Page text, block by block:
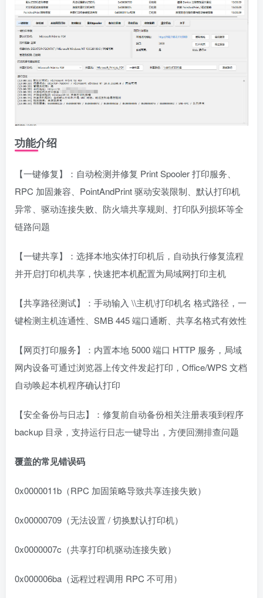
功能介绍
【一键修复】：自动检测并修复 Print Spooler 打印服务、
RPC 加固兼容、PointAndPrint 驱动安装限制、默认打印机
异常、驱动连接失败、防火墙共享规则、打印队列损坏等全
链路问题
【一键共享】：选择本地实体打印机后，自动执行修复流程
并开启打印机共享，快速把本机配置为局域网打印主机
【共享路径测试】：手动输入 \\主机\打印机名 格式路径，一
键检测主机连通性、SMB 445 端口通断、共享名格式有效性
【网页打印服务】：内置本地 5000 端口 HTTP 服务，局域
网内设备可通过浏览器上传文件发起打印，Office/WPS 文档
自动唤起本机程序确认打印
【安全备份与日志】：修复前自动备份相关注册表项到程序
backup 目录，支持运行日志一键导出，方便回溯排查问题
覆盖的常见错误码
0x0000011b（RPC 加固策略导致共享连接失败）
0x00000709（无法设置 / 切换默认打印机）
0x0000007c（共享打印机驱动连接失败）
0x000006ba（远程过程调用 RPC 不可用）